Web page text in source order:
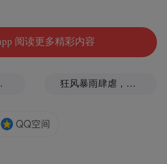
阅读更多精彩内容
被吹倒 狂风暴雨肆虐，台州一家电厂遭受猛烈冲击